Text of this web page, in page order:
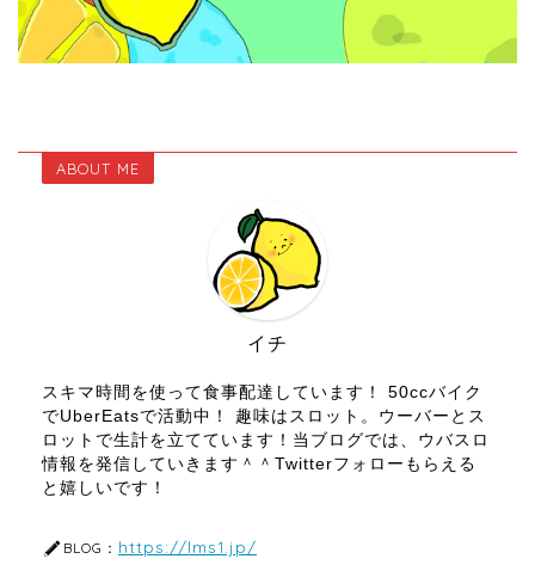
ABOUT ME
イチ
スキマ時間を使って食事配達しています！ 50ccバイク
でUberEatsで活動中！ 趣味はスロット。ウーバーとス
ロットで生計を立てています！当ブログでは、ウバスロ
情報を発信していきます＾＾Twitterフォローもらえる
と嬉しいです！
BLOG： https://lms1.jp/